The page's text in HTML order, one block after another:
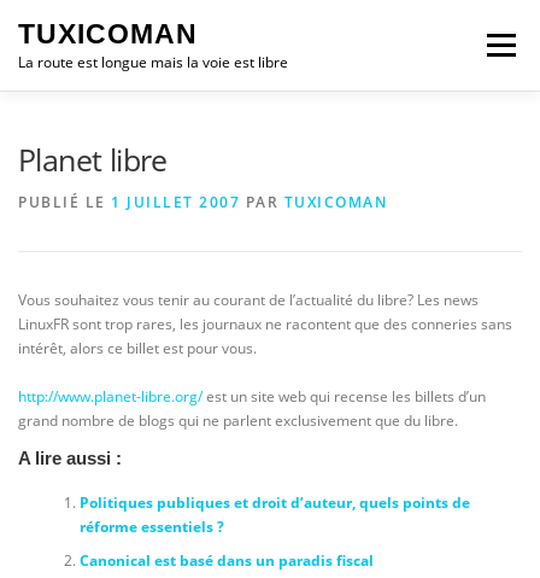
contenu
TUXICOMAN
La route est longue mais la voie est libre
Menu
Planet libre
PUBLIÉ LE 1 JUILLET 2007 PAR TUXICOMAN
Vous souhaitez vous tenir au courant de l’actualité du libre? Les news
LinuxFR sont trop rares, les journaux ne racontent que des conneries sans
intérêt, alors ce billet est pour vous.
http://www.planet-libre.org/est un site web qui recense les billets d’un
grand nombre de blogs qui ne parlent exclusivement que du libre.
A lire aussi :
Politiques publiques et droit d’auteur, quels points de
réforme essentiels ?
Canonical est basé dans un paradis fiscal